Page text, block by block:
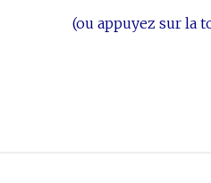
(ou appuyez sur la